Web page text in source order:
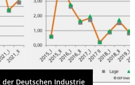
der Deutschen Industrie